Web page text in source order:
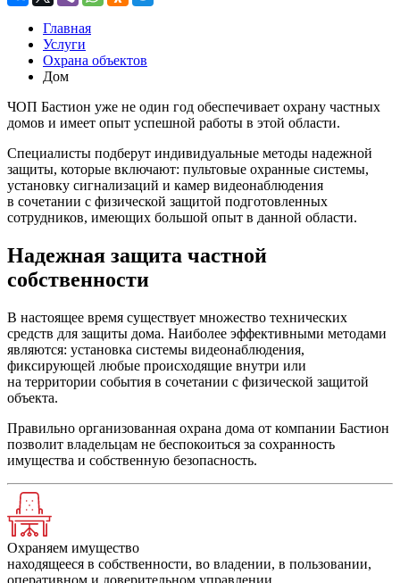
Главная
Услуги
Охрана объектов
Дом
ЧОП Бастион уже не один год обеспечивает охрану частных
домов и имеет опыт успешной работы в этой области.
Специалисты подберут индивидуальные методы надежной
защиты, которые включают: пультовые охранные системы,
установку сигнализаций и камер видеонаблюдения
в сочетании с физической защитой подготовленных
сотрудников, имеющих большой опыт в данной области.
Надежная защита частной
собственности
В настоящее время существует множество технических
средств для защиты дома. Наиболее эффективными методами
являются: установка системы видеонаблюдения,
фиксирующей любые происходящие внутри или
на территории события в сочетании с физической защитой
объекта.
Правильно организованная охрана дома от компании Бастион
позволит владельцам не беспокоиться за сохранность
имущества и собственную безопасность.
Охраняем имущество
находящееся в собственности, во владении, в пользовании,
оперативном и доверительном управлении